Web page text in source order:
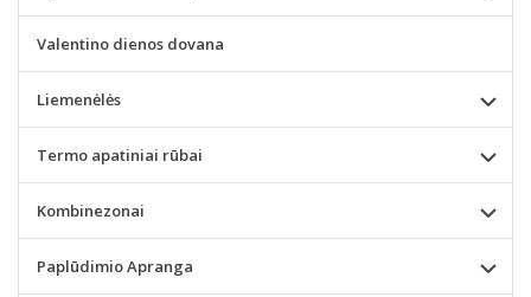
Valentino dienos dovana
Liemenėlės
Termo apatiniai rūbai
Kombinezonai
Paplūdimio Apranga